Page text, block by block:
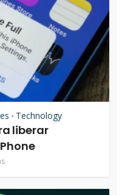
• Technology
liberar